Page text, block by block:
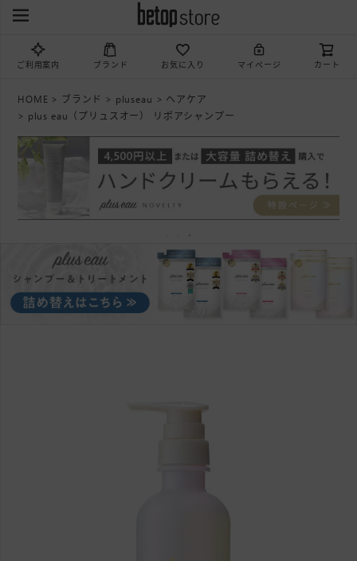
ご利用案内 ブランド お気に入り マイページ カート
HOME ブランド pluseau
ヘアケア
plus eau（プリュスオー） リポアシャンプー